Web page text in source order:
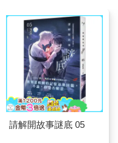
請解開故事謎底 05